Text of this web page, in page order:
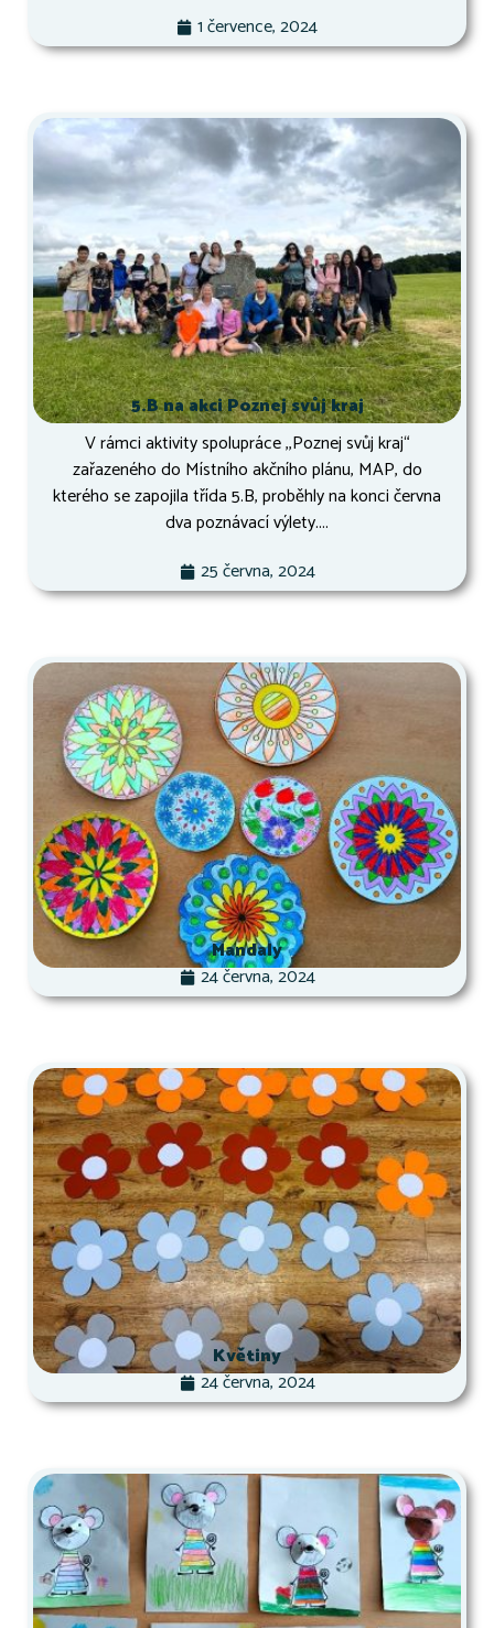
1 července, 2024
5.B na akci Poznej svůj kraj
V rámci aktivity spolupráce ,,Poznej svůj kraj“
zařazeného do Místního akčního plánu, MAP, do
kterého se zapojila třída 5.B, proběhly na konci června
dva poznávací výlety....
25 června, 2024
Mandaly
24 června, 2024
Květiny
24 června, 2024